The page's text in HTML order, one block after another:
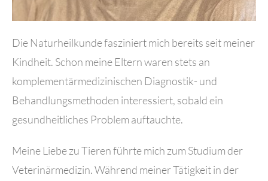
Die Naturheilkunde fasziniert mich bereits seit meiner
Kindheit. Schon meine Eltern waren stets an
komplementärmedizinischen Diagnostik- und
Behandlungsmethoden interessiert, sobald ein
gesundheitliches Problem auftauchte.
Meine Liebe zu Tieren führte mich zum Studium der
Veterinärmedizin. Während meiner Tätigkeit in der